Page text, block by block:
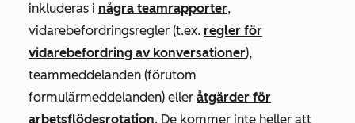
inkluderas i några teamrapporter,
vidarebefordringsregler (t.ex. regler för
vidarebefordring av konversationer),
teammeddelanden (förutom
formulärmeddelanden) eller åtgärder för
arbetsflödesrotation. De kommer inte heller att